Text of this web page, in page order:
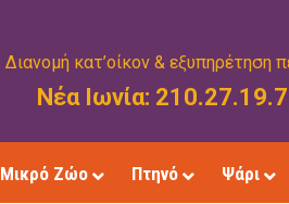
Διανομή κατ’οίκον & εξυπηρέτηση
Νέα Ιωνία:
Μικρό Ζώο Πτηνό Ψάρι